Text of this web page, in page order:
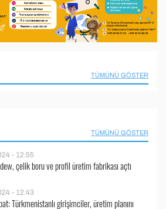
TÜMÜNÜ GÖSTER
TÜMÜNÜ GÖSTER
- 12:55
çelik boru ve profil üretim fabrikası açtı
- 12:43
Türkmenistanlı girişimciler, üretim planını